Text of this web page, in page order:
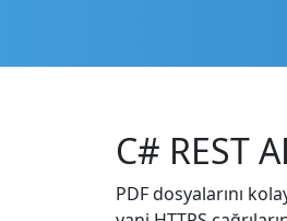
C# REST
PDF dosyalarını